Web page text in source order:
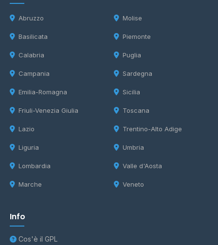
Abruzzo
Basilicata
Calabria
Campania
Emilia-Romagna
Friuli-Venezia Giulia
Lazio
Liguria
Lombardia
Marche
Molise
Piemonte
Puglia
Sardegna
Sicilia
Toscana
Trentino-Alto Adige
Umbria
Valle d'Aosta
Veneto
Info
Cos'è il GPL